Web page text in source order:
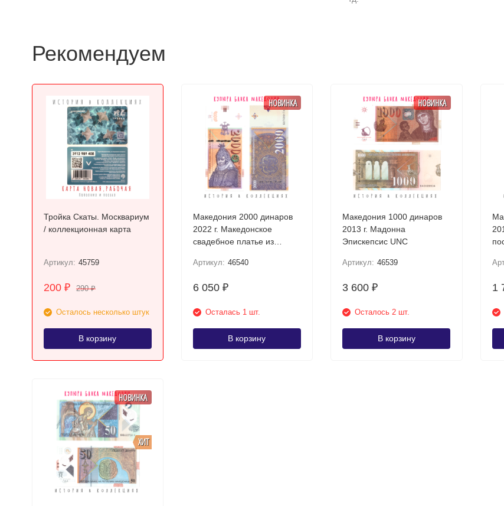
Рекомендуем
Тройка Скаты. Москвариум
/ коллекционная карта
Артикул: 45759
200 ₽ 290₽
Осталось несколько штук
В корзину
НОВИНКА
Македония 2000 динаров
2022 г. Македонское
свадебное платье из
Артикул: 46540
6 050 ₽
Осталась 1 шт.
В корзину
НОВИНКА
Македония 1000 динаров
2013 г. Мадонна
Эпискепсис UNC
Артикул: 46539
3 600₽
Осталось 2 шт.
В корзину
1
ХИТ
НОВИНКА